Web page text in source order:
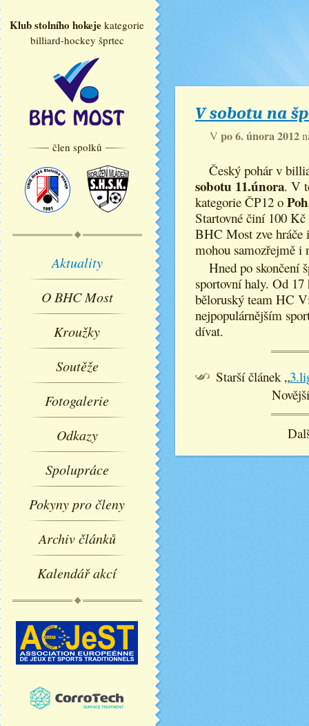
Klub stolního hokeje kategorie
billiard-hockey šprtec
člen spolků
Aktuality
O BHC Most
Kroužky
Soutěže
Fotogalerie
Odkazy
Spolupráce
Pokyny pro členy
Archiv článků
Kalendář akcí
V sobotu na
V po 6. února 2012
Český pohár v
sobotu 11.února. V
kategorie ČP12 o
Startovné činí 100
BHC Most zve hráče
mohou samozřejmě i
Hned po skončení
sportovní haly. Od
běloruský team HC
nejpopulárnějším
dívat.
Starší článek „